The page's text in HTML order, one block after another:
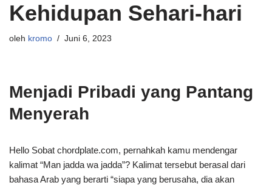
Kehidupan Sehari-hari
oleh kromo Juni 6, 2023
Menjadi Pribadi yang Pantang
Menyerah
Hello Sobat chordplate.com, pernahkah kamu mendengar
kalimat “Man jadda wa jadda”? Kalimat tersebut berasal dari
bahasa Arab yang berarti “siapa yang berusaha, dia akan